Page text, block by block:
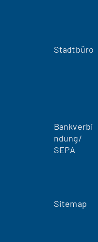
Stadtbüro
Bankverbi
ndung/
SEPA
Sitemap